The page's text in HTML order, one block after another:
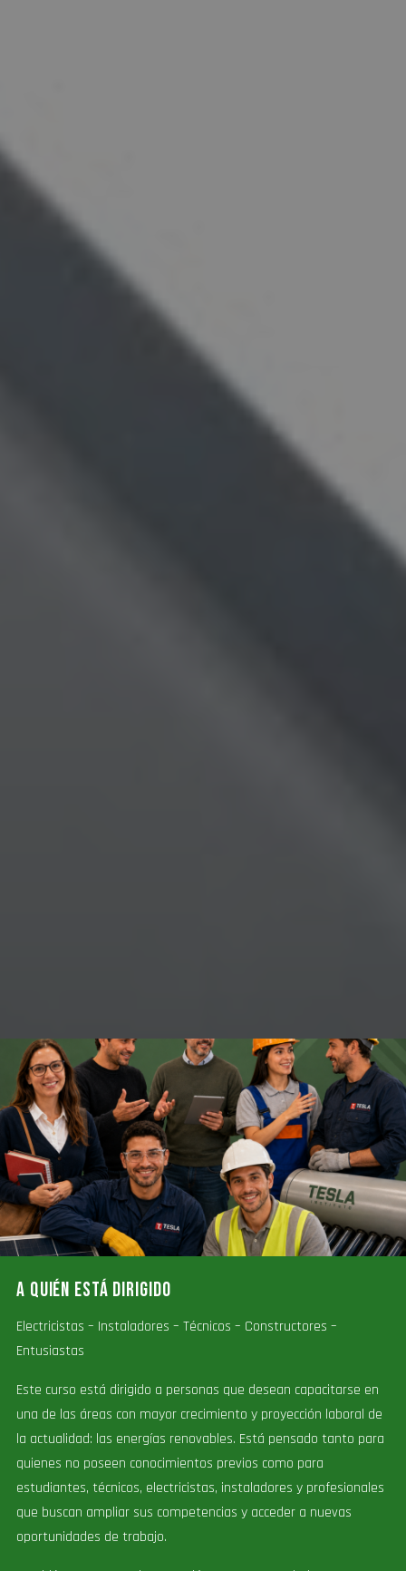
A QUIÉN ESTÁ DIRIGIDO
Electricistas – Instaladores – Técnicos – Constructores –
Entusiastas
Este curso está dirigido a personas que desean capacitarse en
una de las áreas con mayor crecimiento y proyección laboral de
la actualidad: las energías renovables. Está pensado tanto para
quienes no poseen conocimientos previos como para
estudiantes, técnicos, electricistas, instaladores y profesionales
que buscan ampliar sus competencias y acceder a nuevas
oportunidades de trabajo.